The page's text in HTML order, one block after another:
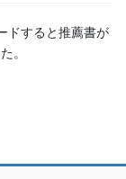
ドすると推薦書が
。